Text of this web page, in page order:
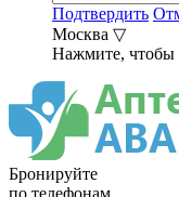
Подтвердить
Москва ▽
Нажмите, чтобы
Бронируйте
по телефонам